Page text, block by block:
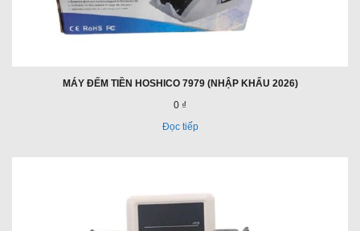
MÁY ĐẾM TIỀN HOSHICO 7979 (NHẬP KHẨU 2026)
0 ₫
Đọc tiếp